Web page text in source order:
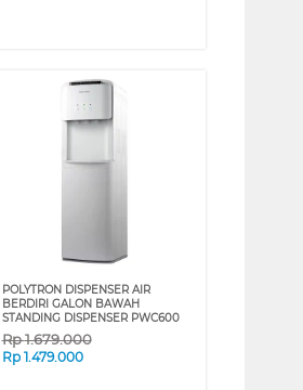
POLYTRON DISPENSER AIR
BERDIRI GALON BAWAH
STANDING DISPENSER PWC600
Rp1.679.000
Rp 1.479.000